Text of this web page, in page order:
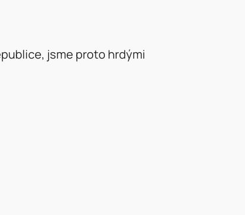
jsme proto hrdými